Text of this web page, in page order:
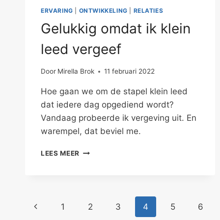
ERVARING ONTWIKKELING RELATIES
Gelukkig omdat ik klein
leed vergeef
Door Mirella Brok 11 februari 2022
Hoe gaan we om de stapel klein leed
dat iedere dag opgediend wordt?
Vandaag probeerde ik vergeving uit. En
warempel, dat beviel me.
LEES MEER GELUKKIG
VERGEEF
Paginanavigatie
Vorige
1 2 3 4 5 6